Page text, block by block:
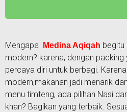
Mengapa Medina Aqiqah begitu
modern? karena, dengan
percaya diri untuk berbagi.
modern,makanan jadi menarik
menu timteng, ada pilihan Nasi
khan? Bagikan yang terbaik.